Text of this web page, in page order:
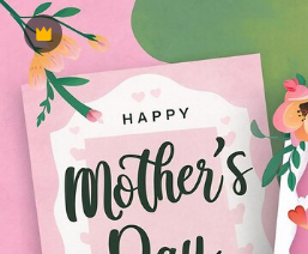
Premium